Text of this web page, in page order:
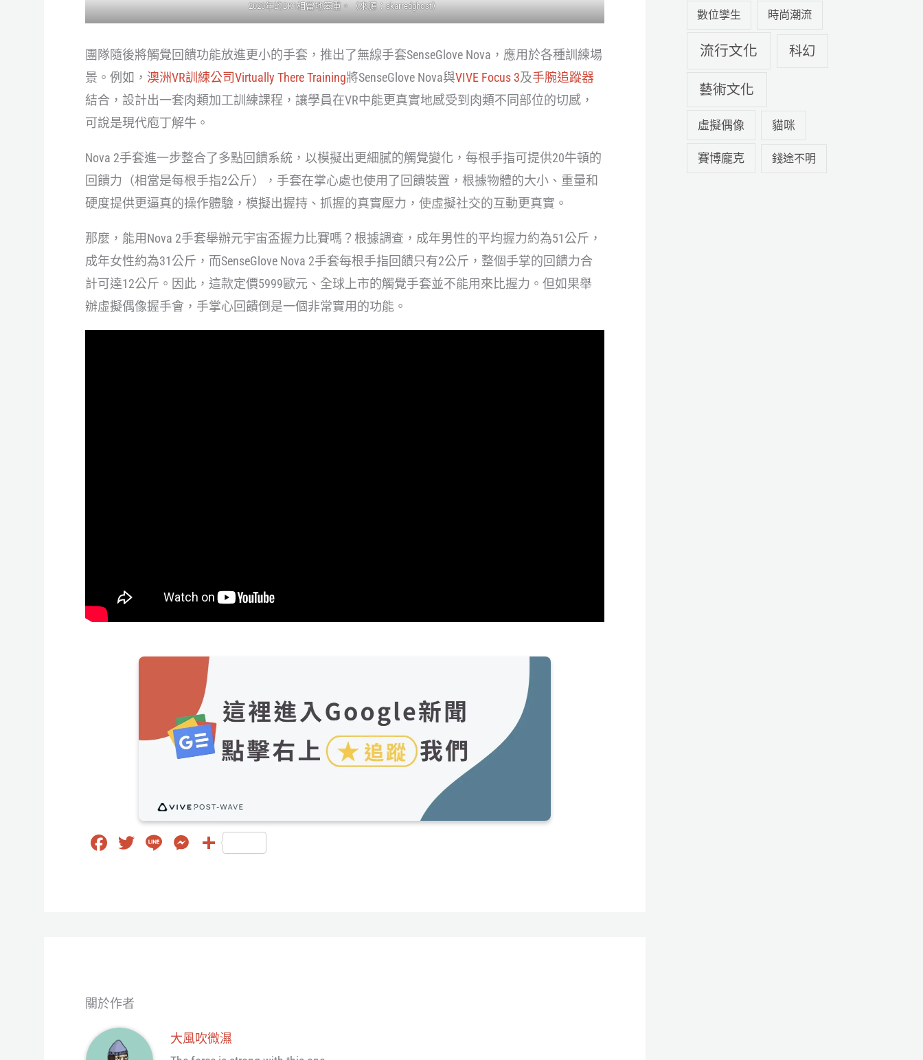
2020年的DK1相當地笨重。（來源：skarredghost）
團隊隨後將觸覺回饋功能放進更小的手套，推出了無線手套SenseGlove Nova，應用於各種訓練場
景。例如， 澳洲VR訓練公司Virtually There Training將SenseGlove Nova與VIVE Focus 3及手腕追蹤器
結合，設計出一套肉類加工訓練課程，讓學員在VR中能更真實地感受到肉類不同部位的切感，
可說是現代庖丁解牛。
Nova 2手套進一步整合了多點回饋系統，以模擬出更細膩的觸覺變化，每根手指可提供20牛頓的
回饋力（相當是每根手指2公斤），手套在掌心處也使用了回饋裝置，根據物體的大小、重量和
硬度提供更逼真的操作體驗，模擬出握持、抓握的真實壓力，使虛擬社交的互動更真實。
那麼，能用Nova 2手套舉辦元宇宙盃握力比賽嗎？根據調查，成年男性的平均握力約為51公斤，
成年女性約為31公斤，而SenseGlove Nova 2手套每根手指回饋只有2公斤，整個手掌的回饋力合
計可達12公斤。因此，這款定價5999歐元、全球上市的觸覺手套並不能用來比握力。但如果舉
辦虛擬偶像握手會，手掌心回饋倒是一個非常實用的功能。
Fa
T
Li
M 分
關於作者
大風吹微濕
數位孿生 時尚潮流
流行文化 科幻
藝術文化
虛擬偶像 貓咪
賽博龐克 錢途不明